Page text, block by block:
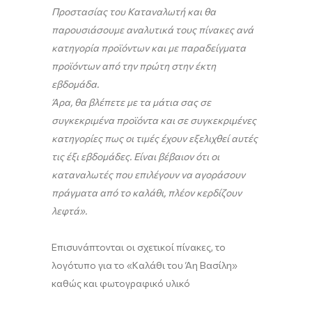
Προστασίας του Καταναλωτή και θα
παρουσιάσουμε αναλυτικά τους πίνακες ανά
κατηγορία προϊόντων και με παραδείγματα
προϊόντων από την πρώτη στην έκτη
εβδομάδα.
Άρα, θα βλέπετε με τα μάτια σας σε
συγκεκριμένα προϊόντα και σε συγκεκριμένες
κατηγορίες πως οι τιμές έχουν εξελιχθεί αυτές
τις έξι εβδομάδες. Είναι βέβαιον ότι οι
καταναλωτές που επιλέγουν να αγοράσουν
πράγματα από το καλάθι, πλέον κερδίζουν
λεφτά».
Επισυνάπτονται οι σχετικοί πίνακες, το
λογότυπο για το «Καλάθι του Άη Βασίλη»
καθώς και φωτογραφικό υλικό